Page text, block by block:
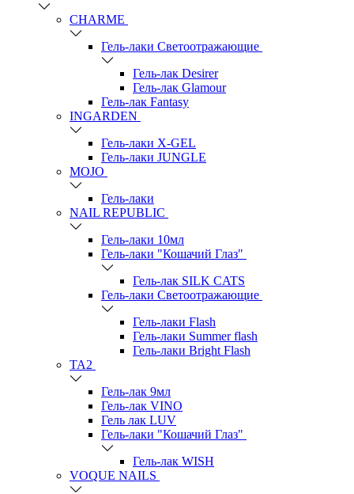
СHARME
Гель-лаки Светоотражающие
Гель-лак Desirer
Гель-лак Glamour
Гель-лак Fantasy
INGARDEN
Гель-лаки Х-GEL
Гель-лаки JUNGLE
MOJO
Гель-лаки
NAIL REPUBLIC
Гель-лаки 10мл
Гель-лаки "Кошачий Глаз"
Гель-лак SILK CATS
Гель-лаки Светоотражающие
Гель-лаки Flash
Гель-лаки Summer flash
Гель-лаки Bright Flash
TA2
Гель-лак 9мл
Гель-лак VINO
Гель лак LUV
Гель-лаки "Кошачий Глаз"
Гель-лак WISH
VOQUE NAILS